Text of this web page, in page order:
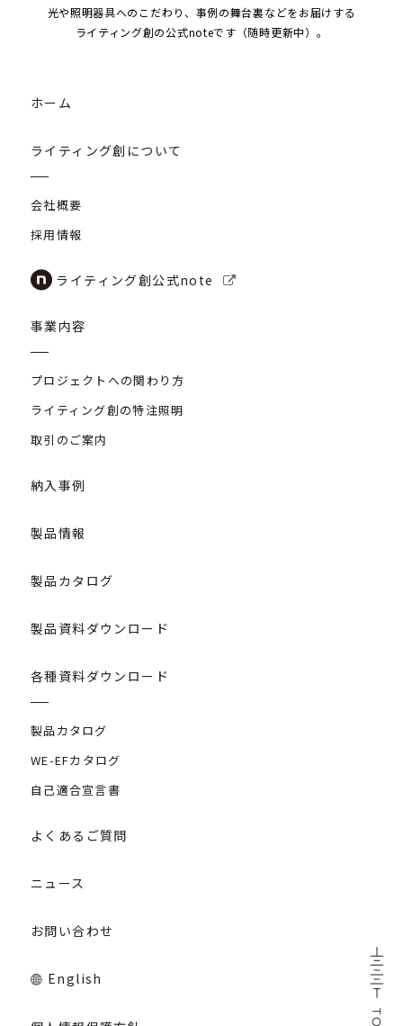
光や照明器具へのこだわり、事例の舞台裏などをお届けする
ライティング創の公式noteです（随時更新中）。
ホーム
ライティング創について
会社概要
採用情報
ライティング創公式note
事業内容
プロジェクトへの関わり方
ライティング創の特注照明
取引のご案内
納入事例
製品情報
製品カタログ
製品資料ダウンロード
各種資料ダウンロード
製品カタログ
WE-EFカタログ
自己適合宣言書
よくあるご質問
ニュース
お問い合わせ
English